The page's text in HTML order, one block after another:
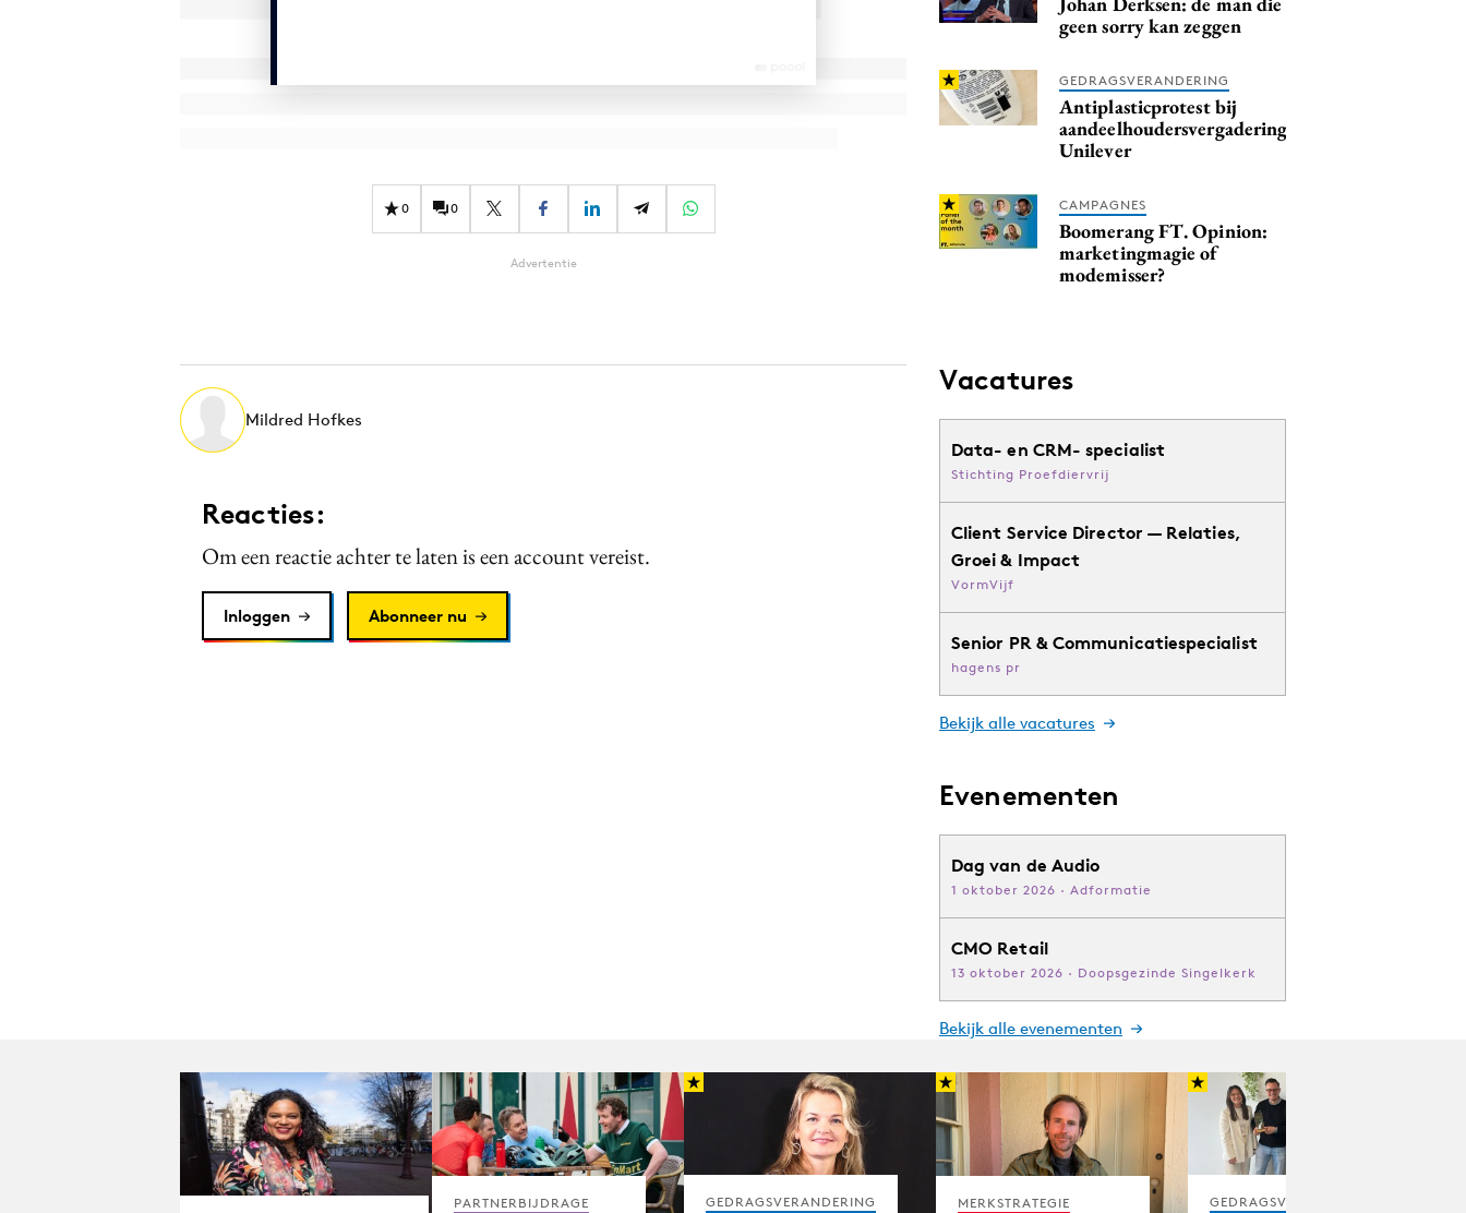
0 0
Advertentie
Mildred Hofkes
Reacties:
Om een reactie achter te laten is een account vereist.
Inloggen Abonneer nu
geen sorry kan zeggen
GEDRAGSVERANDERING
Antiplasticprotest bij
aandeelhoudersvergadering
Unilever
CAMPAGNES
Boomerang FT. Opinion:
marketingmagie of
modemisser?
Vacatures
Data- en CRM- specialist
Stichting Proefdiervrij
Client Service Director — Relaties,
Groei & Impact
VormVijf
Senior PR & Communicatiespecialist
hagens pr
Bekijk alle vacatures
Evenementen
Dag van de Audio
1 oktober 2026 · Adformatie
CMO Retail
13 oktober 2026 · Doopsgezinde Singelkerk
Bekijk alle evenementen
PARTNERBIJDRAGE GEDRAGSVERANDERING MERKSTRATEGIE GEDRAGSVERANDERING